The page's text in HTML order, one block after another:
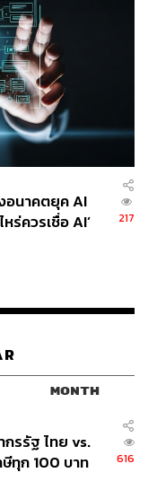
STANDARD
อนาคตยุค AI
ร่ควรเชื่อ AI’
217
MONTH
รรัฐ ไทย vs.
ทุก 100 บาท
616